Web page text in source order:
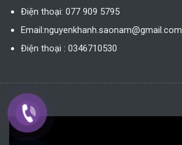
Điện thoại: 077 909 5795
Email:nguyenkhanh.saonam@gmail.com
Điện thoại : 0346710530